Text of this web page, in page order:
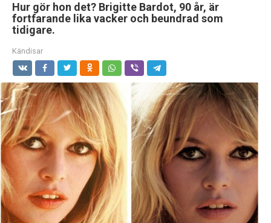
Hur gör hon det? Brigitte Bardot, 90 år, är
fortfarande lika vacker och beundrad som
tidigare.
Kändisar